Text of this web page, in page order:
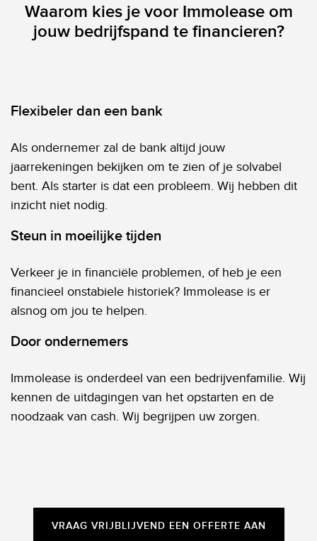
Waarom kies je voor Immolease om
jouw bedrijfspand te financieren?
Flexibeler dan een bank
Als ondernemer zal de bank altijd jouw
jaarrekeningen bekijken om te zien of je solvabel
bent. Als starter is dat een probleem. Wij hebben dit
inzicht niet nodig.
Steun in moeilijke tijden
Verkeer je in financiële problemen, of heb je een
financieel onstabiele historiek? Immolease is er
alsnog om jou te helpen.
Door ondernemers
Immolease is onderdeel van een bedrijvenfamilie. Wij
kennen de uitdagingen van het opstarten en de
noodzaak van cash. Wij begrijpen uw zorgen.
VRAAG VRIJBLIJVEND EEN OFFERTE AAN